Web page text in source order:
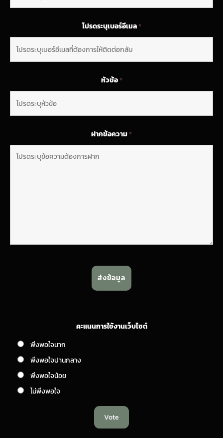
โปรดระบุเบอร์อีเมล*
หัวข้อ*
ฝากข้อความ*
คะแนนการใช้งานเว็บไซต์
พึงพอใจมาก
พึงพอใจปานกลาง
พึงพอใจน้อย
ไม่พึงพอใจ